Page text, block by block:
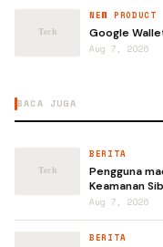
NEW PRODUCT
Google
Aug 7, 2026
BACA JUGA
BERITA
Pengguna
Keamanan
Aug 7, 2026
BERITA